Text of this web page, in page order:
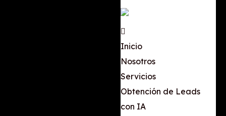
Inicio
Nosotros
Servicios
Obtención de Leads
con IA